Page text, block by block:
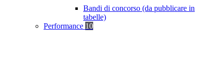
Bandi di concorso (da pubblicare in
tabelle)
Performance 10